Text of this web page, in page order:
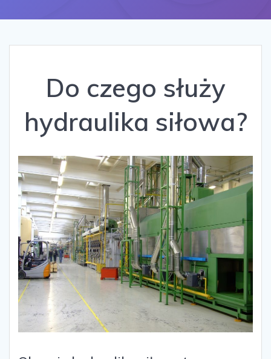
Do czego służy
hydraulika siłowa?